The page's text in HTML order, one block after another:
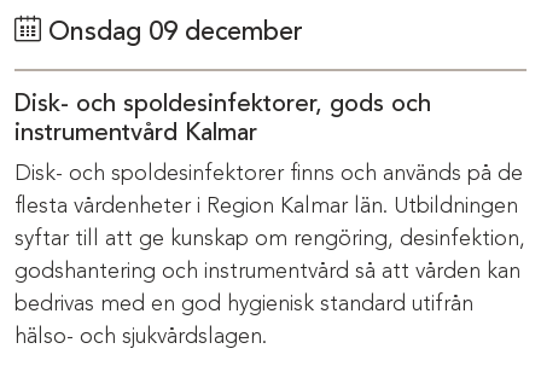
Onsdag 09 december
Disk- och spoldesinfektorer, gods och
instrumentvård Kalmar
Disk- och spoldesinfektorer finns och används på de
flesta vårdenheter i Region Kalmar län. Utbildningen
syftar till att ge kunskap om rengöring, desinfektion,
godshantering och instrumentvård så att vården kan
bedrivas med en god hygienisk standard utifrån
hälso- och sjukvårdslagen.